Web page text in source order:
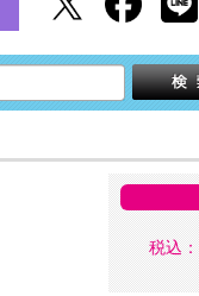
税込：